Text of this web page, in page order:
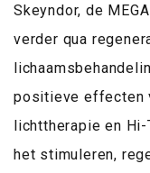
Skeyndor, de
verder qua
positieve effecten
lichttherapie en
het stimuleren,